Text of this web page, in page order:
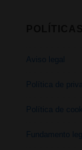
Aviso legal
Política de
Política de
Fundamento